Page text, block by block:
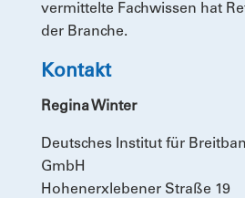
vermittelte Fachwissen hat
der Branche.
Kontakt
Regina Winter
Deutsches Institut für
GmbH
Hohenerxlebener Straße 19